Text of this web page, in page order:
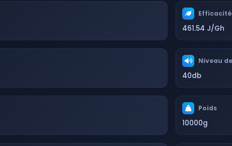
Efficacité
461.54 J/Gh
Niveau
40db
Poids
10000g